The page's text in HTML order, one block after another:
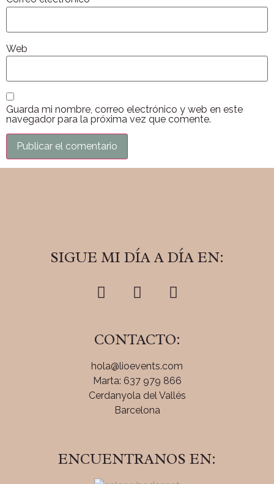
Web
Guarda mi nombre, correo electrónico y web en este
navegador para la próxima vez que comente.
SIGUE MI DÍA A DÍA EN:
CONTACTO:
hola@lioevents.com
Marta: 637 979 866
Cerdanyola del Vallés
Barcelona
ENCUENTRANOS EN: